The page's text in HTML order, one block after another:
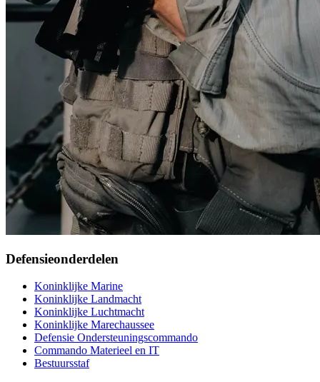
Defensieonderdelen
Koninklijke Marine
Koninklijke Landmacht
Koninklijke Luchtmacht
Koninklijke Marechaussee
Defensie Ondersteuningscommando
Commando Materieel en IT
Bestuursstaf